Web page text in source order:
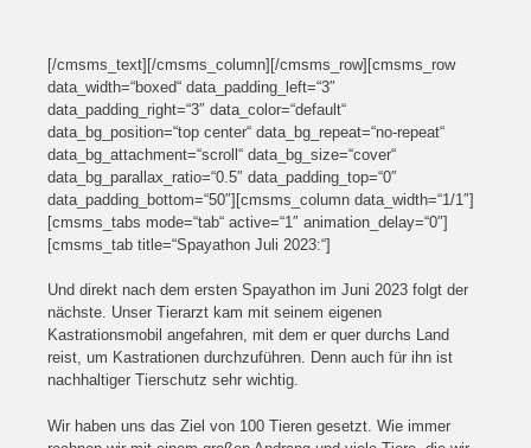
[/cmsms_text][/cmsms_column][/cmsms_row][cmsms_row
data_width=“boxed“ data_padding_left=“3″
data_padding_right=“3″ data_color=“default“
data_bg_position=“top center“ data_bg_repeat=“no-repeat“
data_bg_attachment=“scroll“ data_bg_size=“cover“
data_bg_parallax_ratio=“0.5″ data_padding_top=“0″
data_padding_bottom=“50″][cmsms_column data_width=“1/1″]
[cmsms_tabs mode=“tab“ active=“1″ animation_delay=“0″]
[cmsms_tab title=“Spayathon Juli 2023:“]
Und direkt nach dem ersten Spayathon im Juni 2023 folgt der
nächste. Unser Tierarzt kam mit seinem eigenen
Kastrationsmobil angefahren, mit dem er quer durchs Land
reist, um Kastrationen durchzuführen. Denn auch für ihn ist
nachhaltiger Tierschutz sehr wichtig.
Wir haben uns das Ziel von 100 Tieren gesetzt. Wie immer